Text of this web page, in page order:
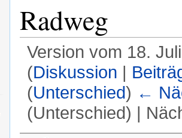
Radweg
Version vom 18.
(Diskussion |
(Unterschied) ←
(Unterschied) |